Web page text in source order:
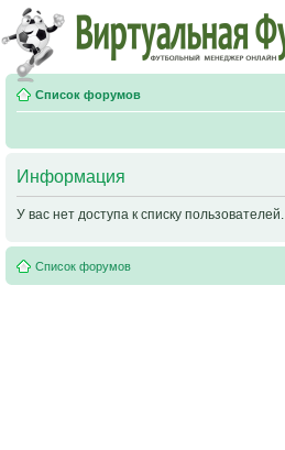
Список форумов
Информация
У вас нет доступа к списку пользователей.
Список форумов